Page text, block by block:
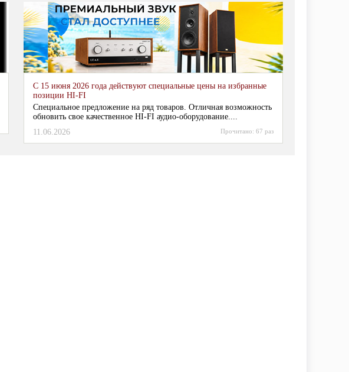
С 15 июня 2026 года действуют специальные цены на избранные
позиции HI-FI
Специальное предложение на ряд товаров. Отличная возможность
обновить свое качественное HI-FI аудио-оборудование....
11.06.2026
Прочитано: 67 раз